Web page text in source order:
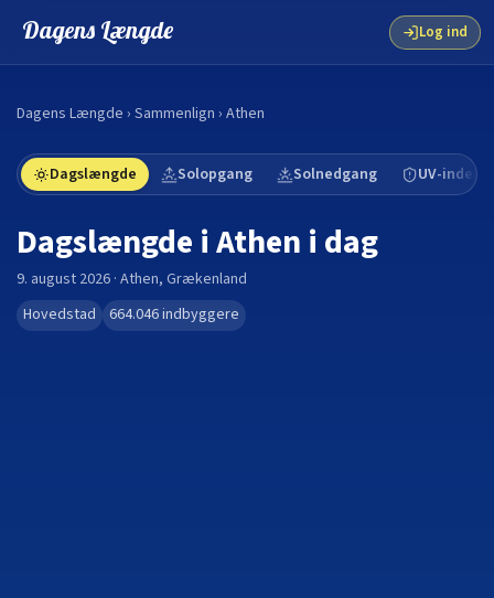
Dagens Længde Log ind
Dagens Længde › Sammenlign › Athen
Dagslængde Solopgang Solnedgang UV-indeks
Dagslængde iAthen i dag
9. august 2026 · Athen, Grækenland
Hovedstad
664.046indbyggere